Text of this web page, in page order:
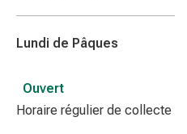
Lundi de Pâques
Ouvert
Horaire régulier de collecte